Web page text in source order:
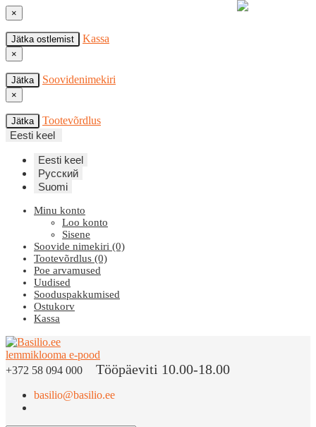
×
Jätka ostlemist Kassa
×
Jätka Soovidenimekiri
×
Jätka
Tootevõrdlus
Eesti keel
Eesti keel
Русский
Suomi
Minu konto
Loo konto
Sisene
Soovide nimekiri (0)
Tootevõrdlus (0)
Poe arvamused
Uudised
Sooduspakkumised
Ostukorv
Kassa
+372 58 094 000 Tööpäeviti 10.00-18.00
basilio@basilio.ee